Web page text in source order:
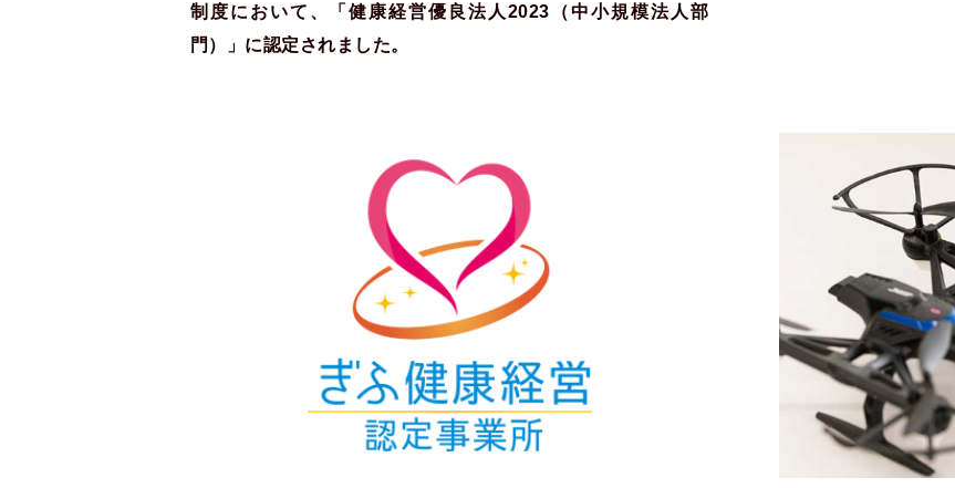
制度において、「健康経営優良法人2023（中小規模法人部
門）」に認定されました。